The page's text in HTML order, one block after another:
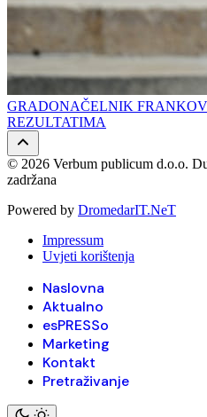
GRADONAČELNIK
REZULTATIMA
© 2026 Verbum publicum d.o.o.
zadržana
Powered by DromedarIT.NeT
Impressum
Uvjeti korištenja
Naslovna
Aktualno
esPRESSo
Marketing
Kontakt
Pretraživanje